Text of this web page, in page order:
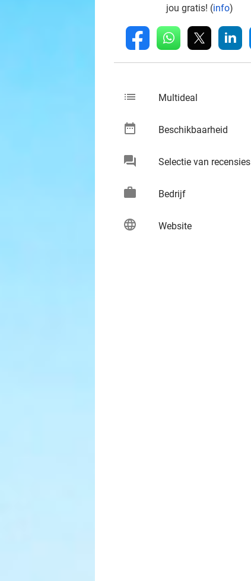
jou gratis! (info)
fb whatsapp linkedin
list Multideal
date_range Beschikbaarheid
chat Selectie van recensies
work Bedrijf
language Website